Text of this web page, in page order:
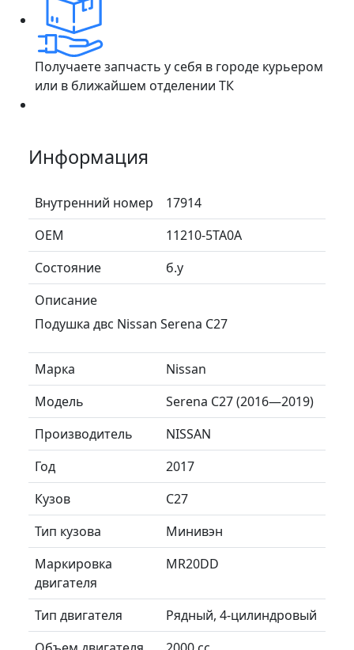
Получаете запчасть у себя в городе курьером
или в ближайшем отделении ТК
Информация
Внутренний номер
17914
ОЕМ
11210-5TA0A
Состояние
б.у
Описание
Подушка двс Nissan Serena C27
Марка
Nissan
Модель
Serena C27 (2016—2019)
Производитель
NISSAN
Год
2017
Кузов
C27
Тип кузова
Минивэн
Маркировка
двигателя
MR20DD
Тип двигателя
Рядный, 4-цилиндровый